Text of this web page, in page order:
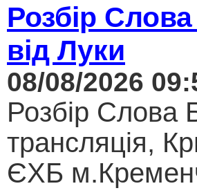
Розбір
від Луки
08/08/2026
Розбір Слова
трансляція,
ЄХБ